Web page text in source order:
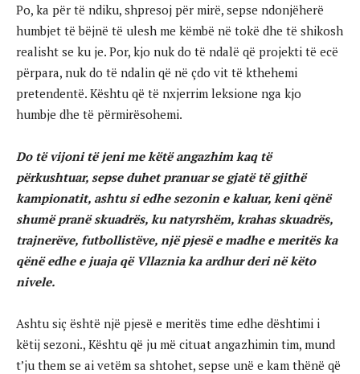
Po, ka për të ndiku, shpresoj për mirë, sepse ndonjëherë
humbjet të bëjnë të ulesh me këmbë në tokë dhe të shikosh
realisht se ku je. Por, kjo nuk do të ndalë që projekti të ecë
përpara, nuk do të ndalin që në çdo vit të kthehemi
pretendentë. Kështu që të nxjerrim leksione nga kjo
humbje dhe të përmirësohemi.
Do të vijoni të jeni me këtë angazhim kaq të
përkushtuar, sepse duhet pranuar se gjatë të gjithë
kampionatit, ashtu si edhe sezonin e kaluar, keni qënë
shumë pranë skuadrës, ku natyrshëm, krahas skuadrës,
trajnerëve, futbollistëve, një pjesë e madhe e meritës ka
qënë edhe e juaja që Vllaznia ka ardhur deri në këto
nivele.
Ashtu siç është një pjesë e meritës time edhe dështimi i
këtij sezoni., Kështu që ju më cituat angazhimin tim, mund
t’ju them se ai vetëm sa shtohet, sepse unë e kam thënë që